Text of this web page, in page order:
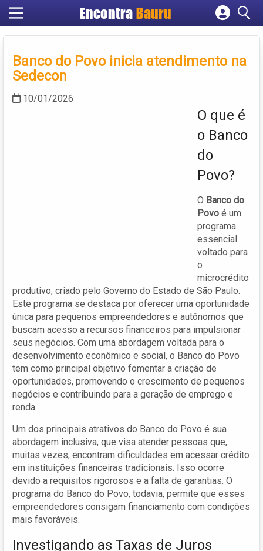
Encontra Bauru
Cadastrar empresa
Criar conta
Banco do Povo inicia atendimento na
Sedecon
10/01/2026
O que é
o Banco
do
Povo?
O Banco do
Povo é um
programa
essencial
voltado para
o
microcrédito
produtivo, criado pelo Governo do Estado de São Paulo.
Este programa se destaca por oferecer uma oportunidade
única para pequenos empreendedores e autônomos que
buscam acesso a recursos financeiros para impulsionar
seus negócios. Com uma abordagem voltada para o
desenvolvimento econômico e social, o Banco do Povo
tem como principal objetivo fomentar a criação de
oportunidades, promovendo o crescimento de pequenos
negócios e contribuindo para a geração de emprego e
renda.
Um dos principais atrativos do Banco do Povo é sua
abordagem inclusiva, que visa atender pessoas que,
muitas vezes, encontram dificuldades em acessar crédito
em instituições financeiras tradicionais. Isso ocorre
devido a requisitos rigorosos e a falta de garantias. O
programa do Banco do Povo, todavia, permite que esses
empreendedores consigam financiamento com condições
mais favoráveis.
Investigando as Taxas de Juros